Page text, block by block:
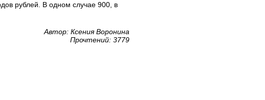
рублей. В одном случае 900, в
Автор: Ксения Воронина
Прочтений: 3779